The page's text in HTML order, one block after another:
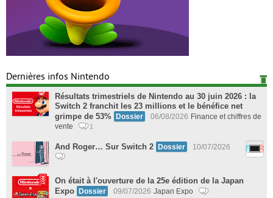
Dernières infos Nintendo
Résultats trimestriels de Nintendo au 30 juin 2026 : la
Switch 2 franchit les 23 millions et le bénéfice net
grimpe de 53% Dossier 06/08/2026 Finance et chiffres de
vente
1
And Roger… Sur Switch 2 Dossier 10/07/2026
On était à l'ouverture de la 25e édition de la Japan
Expo Dossier 09/07/2026 Japan Expo